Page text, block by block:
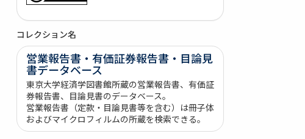
コレクション名
営業報告書・有価証券報告書・目論見
書データベース
東京大学経済学図書館所蔵の営業報告書、有価証
券報告書、目論見書のデータベース。
営業報告書（定款・目論見書等を含む）は冊子体
およびマイクロフィルムの所蔵を検索できる。